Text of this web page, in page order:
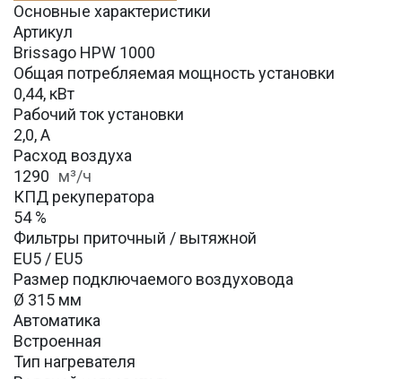
Основные характеристики
Артикул
Brissago HPW 1000
Общая потребляемая мощность установки
0,44, кВт
Рабочий ток установки
2,0, А
Расход воздуха
1290 м³/ч
КПД рекуператора
54 %
Фильтры приточный / вытяжной
EU5 / EU5
Размер подключаемого воздуховода
Ø 315 мм
Автоматика
Встроенная
Тип нагревателя